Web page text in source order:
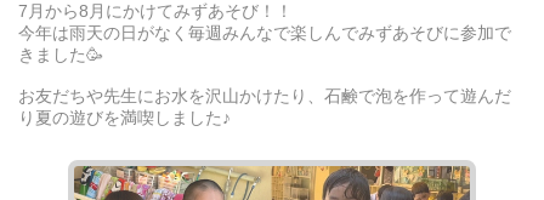
7月から8月にかけてみずあそび！！
今年は雨天の日がなく毎週みんなで楽しんでみずあそびに参加で
きました🥳
お友だちや先生にお水を沢山かけたり、石鹸で泡を作って遊んだ
り夏の遊びを満喫しました♪